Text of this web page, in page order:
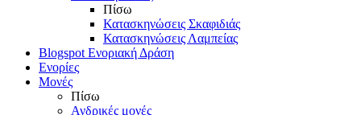
Πίσω
Κατασκηνώσεις Σκαφιδιάς
Κατασκηνώσεις Λαμπείας
Blogspot Ενοριακή Δράση
Ενορίες
Μονές
Πίσω
Ανδρικές μονές